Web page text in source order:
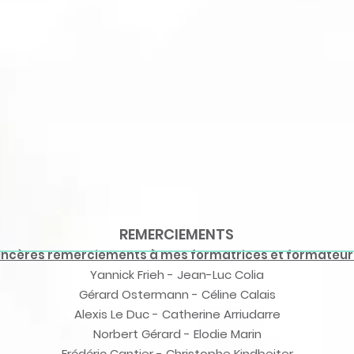
remerciements à mes formatrices et
Yannick Frieh - Jean-Luc Colia
Gérard Ostermann - Céline Calais
Alexis Le Duc - Catherine Arriudarre
Norbert Gérard - Elodie Marin
REMERCIEMENTS